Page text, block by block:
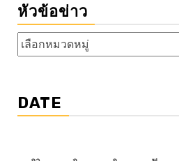
หัวข้อข่าว
หัวข้อ
ข่าว
DATE